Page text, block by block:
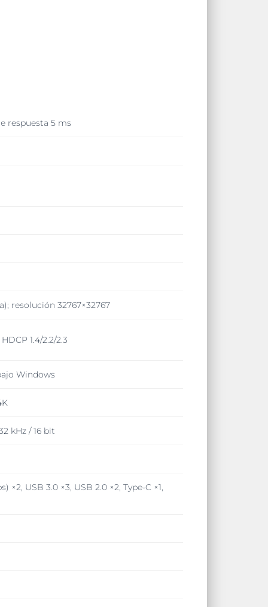
respuesta 5 ms
resolución 32767×32767
1.4/2.2/2.3
Windows
kHz / 16 bit
×2, USB 3.0 ×3, USB 2.0 ×2, Type-C ×1,